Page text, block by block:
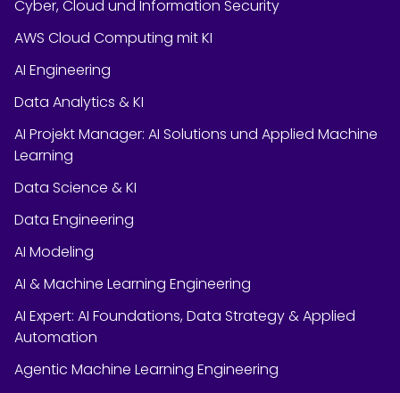
Cyber, Cloud und Information Security
AWS Cloud Computing mit KI
AI Engineering
Data Analytics & KI
AI Projekt Manager: AI Solutions und Applied Machine
Learning
Data Science & KI
Data Engineering
AI Modeling
AI & Machine Learning Engineering
AI Expert: AI Foundations, Data Strategy & Applied
Automation
Agentic Machine Learning Engineering